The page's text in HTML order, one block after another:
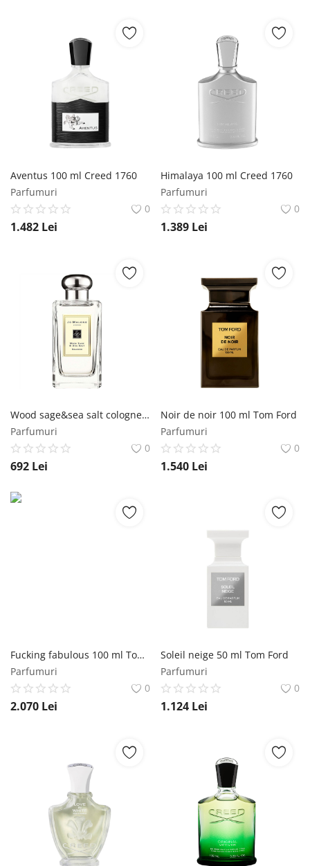
Aventus 100 ml Creed 1760
Parfumuri
0
1.482 Lei
Himalaya 100 ml Creed 1760
Parfumuri
0
1.389 Lei
Wood sage&sea salt cologne pre-wrap 100 ml Jo Malone London
Parfumuri
0
692 Lei
Noir de noir 100 ml Tom Ford
Parfumuri
0
1.540 Lei
Fucking fabulous 100 ml Tom Ford
Parfumuri
0
2.070 Lei
Soleil neige 50 ml Tom Ford
Parfumuri
0
1.124 Lei